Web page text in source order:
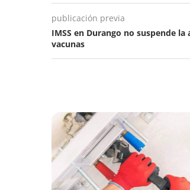
publicación previa
IMSS en Durango no suspende la
vacunas